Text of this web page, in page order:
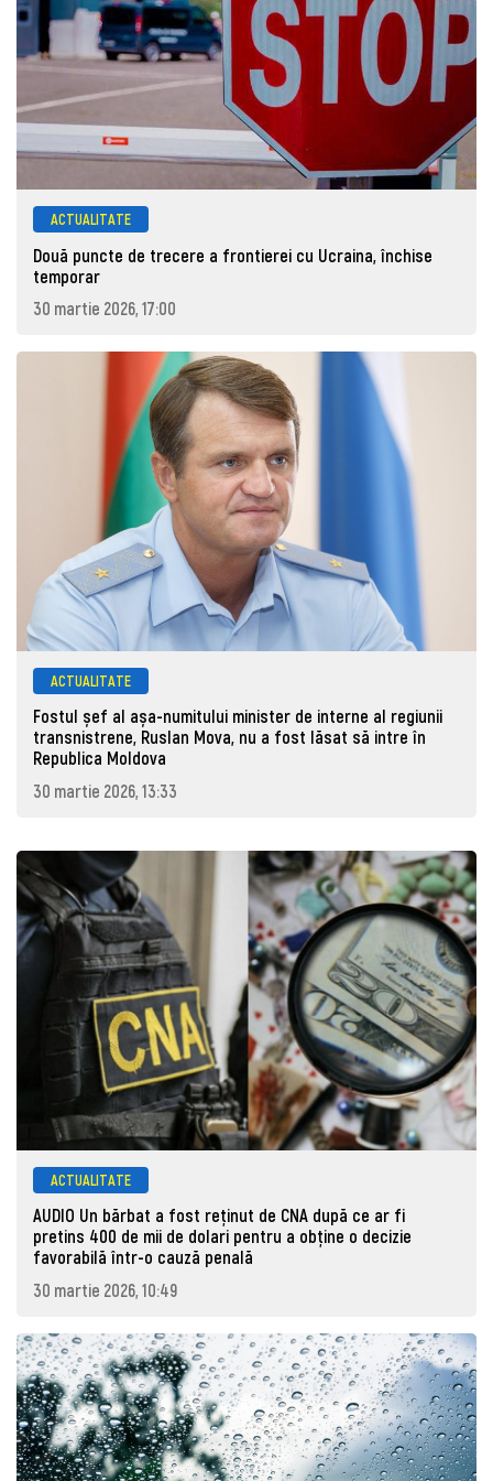
ACTUALITATE
Două puncte de trecere a frontierei cu Ucraina, închise
temporar
30 martie 2026, 17:00
ACTUALITATE
Fostul șef al așa-numitului minister de interne al regiunii
transnistrene, Ruslan Mova, nu a fost lăsat să intre în
Republica Moldova
30 martie 2026, 13:33
ACTUALITATE
AUDIO Un bărbat a fost reținut de CNA după ce ar fi
pretins 400 de mii de dolari pentru a obține o decizie
favorabilă într-o cauză penală
30 martie 2026, 10:49